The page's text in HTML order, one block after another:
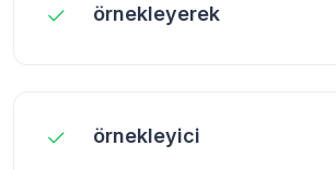
örnekleyerek
örnekleyici